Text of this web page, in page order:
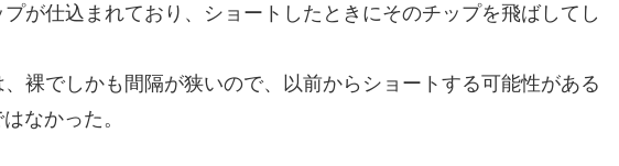
が仕込まれており、ショートしたときにそのチップを飛ばしてし
裸でしかも間隔が狭いので、以前からショートする可能性がある
なかった。